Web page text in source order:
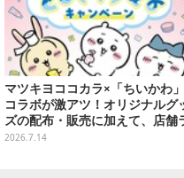
マツキヨココカラ×「ちいかわ」
コラボが激アツ！オリジナルグ
ズの配布・販売に加えて、店舗
ッピングや”花火打ち上げ”まで盛
2026.7.14